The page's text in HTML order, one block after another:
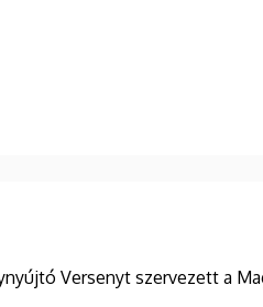
Versenyt szervezett a